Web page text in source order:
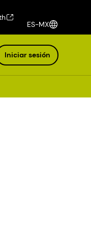
ES-MX
Iniciar sesión